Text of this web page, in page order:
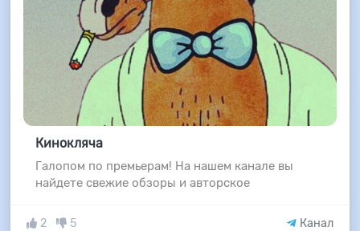
Кинокляча
Галопом по премьерам! На нашем канале вы
найдете свежие обзоры и авторское
2 5 Канал